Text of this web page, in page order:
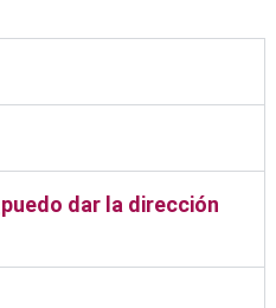
dar la dirección